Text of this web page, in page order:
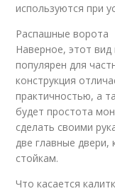
используются при
Распашные ворота
Наверное, этот вид
популярен для
конструкция
практичностью, а
будет простота
сделать своими
две главные двери,
стойкам.
Что касается